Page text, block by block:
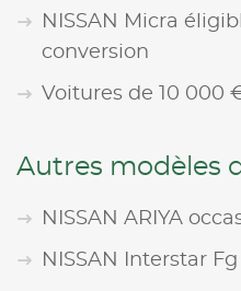
NISSAN Micra
conversion
Voitures de 10 000
Autres modèles
NISSAN ARIYA
NISSAN Interstar